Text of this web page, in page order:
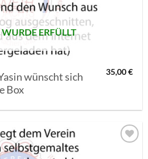
ERFÜLLT
wünscht sich
Box
35,00€